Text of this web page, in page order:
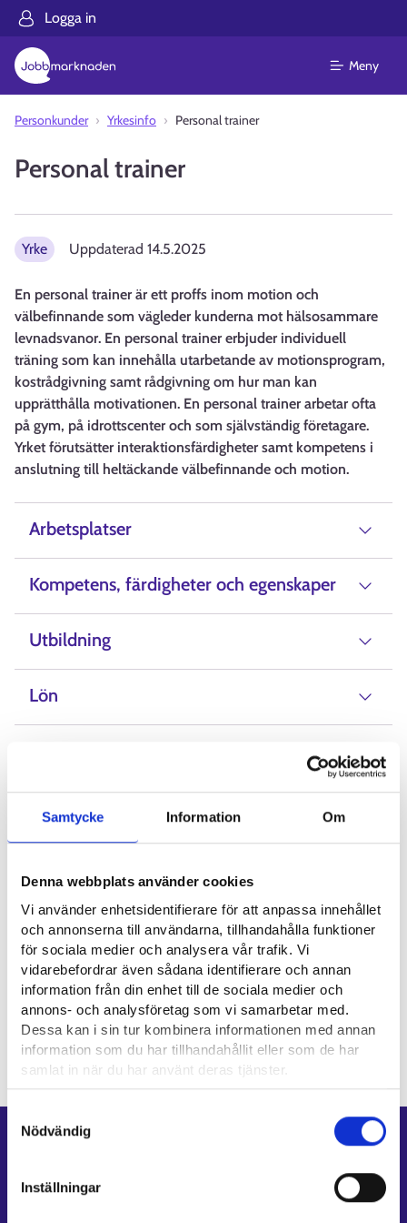
Samtycke Information Om
Denna webbplats använder cookies
Vi använder enhetsidentifierare för att anpassa innehållet
och annonserna till användarna, tillhandahålla funktioner
för sociala medier och analysera vår trafik. Vi
vidarebefordrar även sådana identifierare och annan
information från din enhet till de sociala medier och
annons- och analysföretag som vi samarbetar med.
Dessa kan i sin tur kombinera informationen med annan
information som du har tillhandahållit eller som de har
samlat in när du har använt deras tjänster.
Cookies
Nödvändig
Inställningar
Logga in
Meny
Personkunder Yrkesinfo Personal trainer
Personal trainer
Yrke Uppdaterad 14.5.2025
En personal trainer är ett proffs inom motion och
välbefinnande som vägleder kunderna mot hälsosammare
levnadsvanor. En personal trainer erbjuder individuell
träning som kan innehålla utarbetande av motionsprogram,
kostrådgivning samt rådgivning om hur man kan
upprätthålla motivationen. En personal trainer arbetar ofta
på gym, på idrottscenter och som självständig företagare.
Yrket förutsätter interaktionsfärdigheter samt kompetens i
anslutning till heltäckande välbefinnande och motion.
Arbetsplatser
Kompetens, färdigheter och egenskaper
Utbildning
Lön
Yrkesområde
Servicebransch
Intervjuer
Tränare
Genvägar